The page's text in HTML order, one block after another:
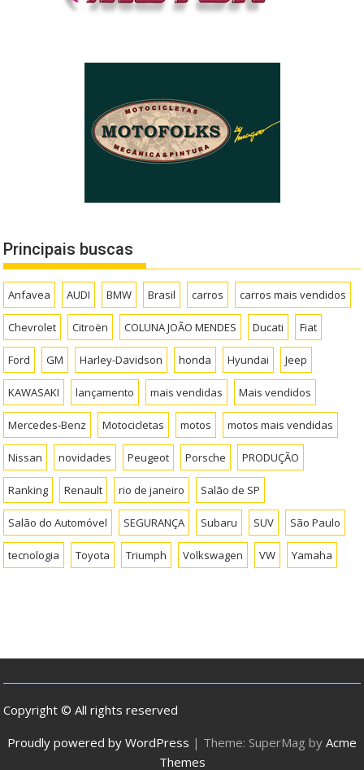
Principais buscas
Anfavea AUDI BMW Brasil carros carros mais vendidos
Chevrolet Citroën COLUNA JOÃO MENDES Ducati Fiat
Ford GM Harley-Davidson honda Hyundai Jeep
KAWASAKI lançamento mais vendidas Mais vendidos
Mercedes-Benz Motocicletas motos motos mais vendidas
Nissan novidades Peugeot Porsche PRODUÇÃO
Ranking Renault rio de janeiro Salão de SP
Salão do Automóvel SEGURANÇA Subaru SUV São Paulo
tecnologia Toyota Triumph Volkswagen VW Yamaha
Copyright © All rights reserved
Proudly powered by WordPress | Theme: SuperMag by Acme
Themes